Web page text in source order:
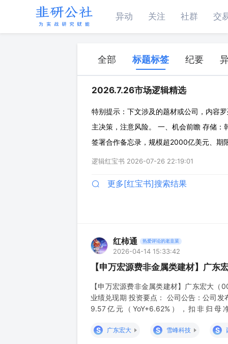
异动 关注 社群 交
全部 标题标签 纪要
2026.7.26市场逻辑精选
特别提示：下文涉及的题材或公司，内容
主决策，注意风险。 一、机会前瞻 存储
签署合作备忘录，规模超2000亿美元、期
全球大型科技公司开展总价值7500亿美元
逻辑红宝书 2026-07-26 22:19:01
更多[红宝书]搜索结果
红柿通 热爱评论的老韭菜
2026-04-14 15:33:42
【申万宏源费非金属类建材】广
【申万宏源费非金属类建材】广东宏大
业绩兑现期 投资要点： 公司公告：公司
9.57亿元（YoY+6.62%），扣非归
S
广东宏大 S 雪峰科技 S